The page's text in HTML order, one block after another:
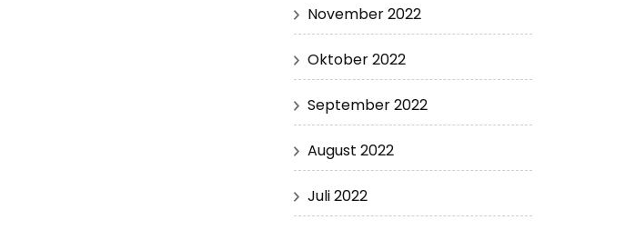
November 2022
Oktober 2022
September 2022
August 2022
Juli 2022